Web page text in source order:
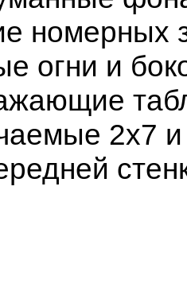
номерных
огни и
2x7 и